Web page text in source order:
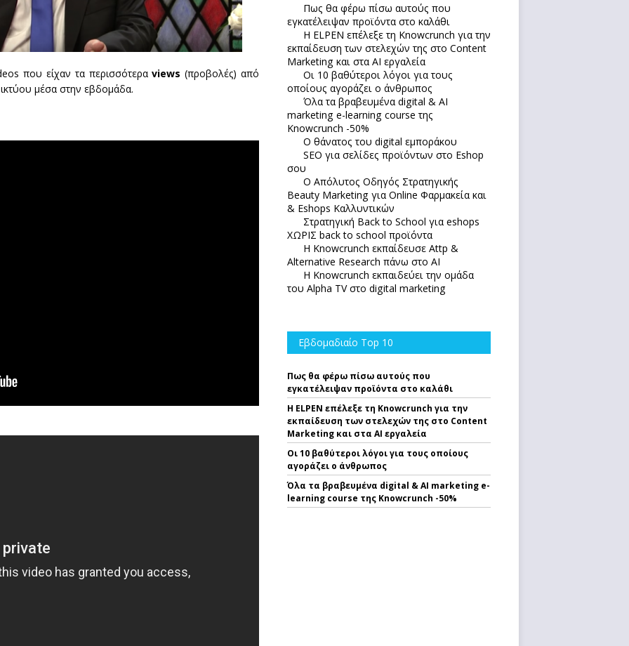
που είχαν τα περισσότεραviews (προβολές) από
μέσα στην εβδομάδα.
Πως θα φέρω πίσω αυτούς που
εγκατέλειψαν προϊόντα στο καλάθι
Η ELPEN επέλεξε τη Knowcrunch για την
εκπαίδευση των στελεχών της στο Content
Marketing και στα AI εργαλεία
Οι 10 βαθύτεροι λόγοι για τους
οποίους αγοράζει ο άνθρωπος
Όλα τα βραβευμένα digital & AI
marketing e-learning course της
Knowcrunch -50%
Ο θάνατος του digital εμποράκου
SEO για σελίδες προϊόντων στο Eshop
σου
Ο Απόλυτoς Οδηγός Στρατηγικής
Beauty Marketing για Online Φαρμακεία και
& Eshops Καλλυντικών
Στρατηγική Back to School για eshops
ΧΩΡΙΣ back to school προϊόντα
Η Knowcrunch εκπαίδευσε Attp &
Alternative Research πάνω στο ΑΙ
Η Knowcrunch εκπαιδεύει την ομάδα
του Alpha TV στο digital marketing
Εβδομαδιαίο Top 10
Πως θα φέρω πίσω αυτούς που
εγκατέλειψαν προϊόντα στο καλάθι
Η ELPEN επέλεξε τη Knowcrunch για την
εκπαίδευση των στελεχών της στο Content
Marketing και στα AI εργαλεία
Οι 10 βαθύτεροι λόγοι για τους οποίους
αγοράζει ο άνθρωπος
Όλα τα βραβευμένα digital & AI marketing e-
learning course της Knowcrunch -50%